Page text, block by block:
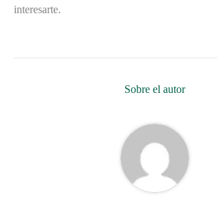
interesarte.
Sobre el autor